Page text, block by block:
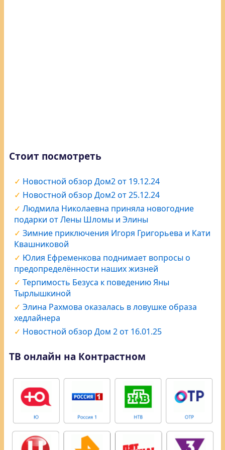
Стоит посмотреть
Новостной обзор Дом2 от 19.12.24
Новостной обзор Дом2 от 25.12.24
Людмила Николаевна приняла новогодние
подарки от Лены Шломы и Элины
Зимние приключения Игоря Григорьева и Кати
Квашниковой
Юлия Ефременкова поднимает вопросы о
предопределённости наших жизней
Терпимость Безуса к поведению Яны
Тырлышкиной
Элина Рахмова оказалась в ловушке образа
хедлайнера
Новостной обзор Дом 2 от 16.01.25
ТВ онлайн на Контрастном